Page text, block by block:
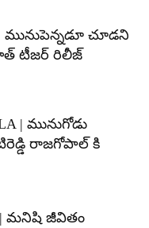
| మునుపెన్నడూ చూడని
టీజర్ రిలీజ్
| మునుగోడు
రాజగోపాల్ కి
| మనిషి జీవితం